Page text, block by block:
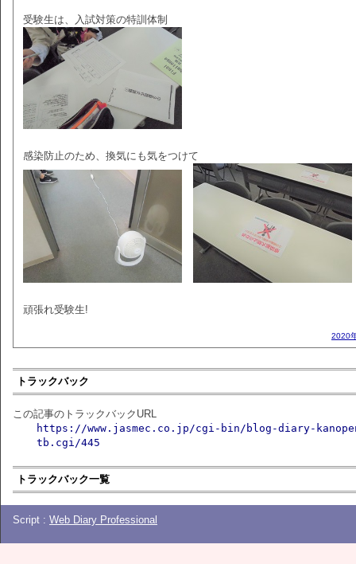
受験生は、入試対策の特訓体制
感染防止のため、換気にも気をつけて
頑張れ受験生!
2020
トラックバック
この記事のトラックバックURL
https://www.jasmec.co.jp/cgi-bin/blog-diary-
tb.cgi/445
トラックバック一覧
Script : Web Diary Professional